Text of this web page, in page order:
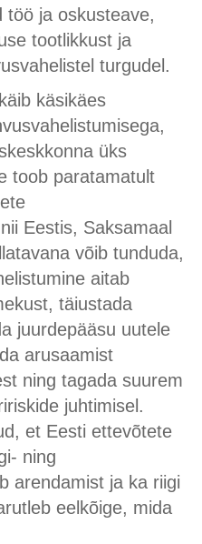
töö ja oskusteave,
tootlikkust ja
turgudel.
käsikäes
üks
toob paratamatult
Eestis, Saksamaal
võib tunduda,
aitab
täiustada
juurdepääsu uutele
arusaamist
ning tagada suurem
juhtimisel.
et Eesti ettevõtete
ning
arendamist ja ka riigi
eelkõige, mida